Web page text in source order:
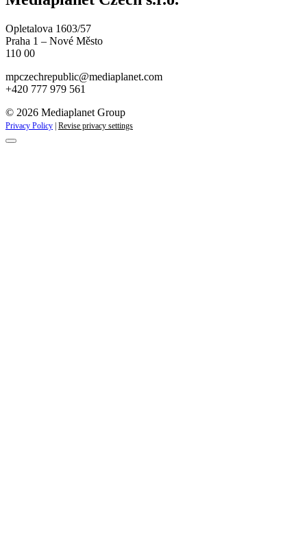
Opletalova 1603/57
Praha 1 – Nové Město
110 00
mpczechrepublic@mediaplanet.com
+420 777 979 561
© 2026 Mediaplanet Group
Privacy Policy Revise privacy settings